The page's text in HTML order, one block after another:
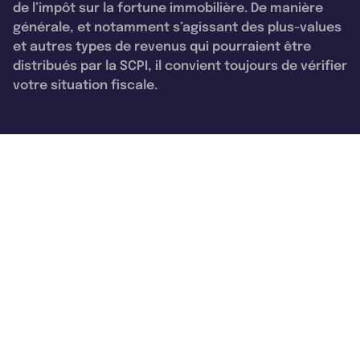
de l’impôt sur la fortune immobilière. De manière
générale, et notamment s’agissant des plus-values
et autres types de revenus qui pourraient être
distribués par la SCPI, il convient toujours de vérifier
votre situation fiscale.